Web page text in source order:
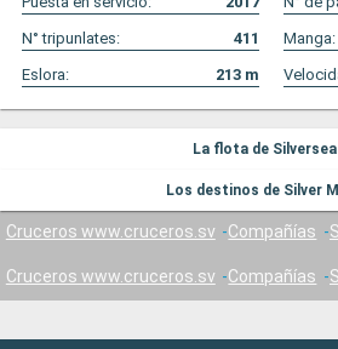
N° tripunlates:
411 Manga:
Eslora:
213 m
La flota de Silversea
Los destinos de Silver
Cruceros www.cruceros.sv Compañías
Cruceros www.cruceros.sv Compañías